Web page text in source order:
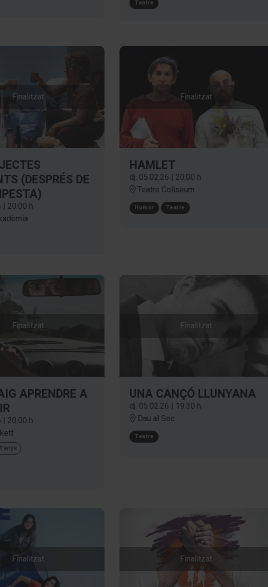
Teatre
Finalitzat
(DESPRÉS DE
| 20:00 h
Finalitzat
HAMLET
dj. 05.02.26 | 20:00 h
Teatre Coliseum
Humor Teatre
Finalitzat
APRENDRE A
| 20:00 h
anys
Finalitzat
UNA CANÇÓ LLUNYANA
dj. 05.02.26 | 19:30 h
Dau al Sec
Teatre
Finalitzat Finalitzat